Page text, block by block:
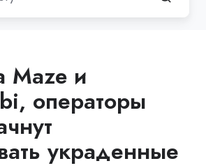
Maze и
операторы
украденные